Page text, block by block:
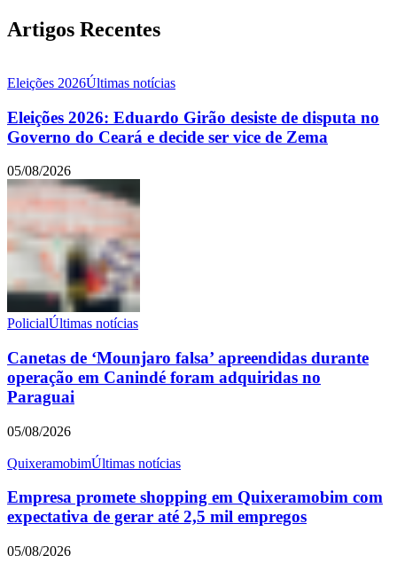
Artigos Recentes
Eleições 2026Últimas notícias
Eleições 2026: Eduardo Girão desiste de disputa no
Governo do Ceará e decide ser vice de Zema
05/08/2026
PolicialÚltimas notícias
Canetas de ‘Mounjaro falsa’ apreendidas durante
operação em Canindé foram adquiridas no
Paraguai
05/08/2026
QuixeramobimÚltimas notícias
Empresa promete shopping em Quixeramobim com
expectativa de gerar até 2,5 mil empregos
05/08/2026